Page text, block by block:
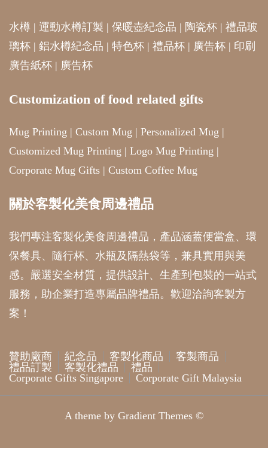
水樽 | 運動水樽訂製 | 保暖壺紀念品 | 陶瓷杯 | 禮品玻
璃杯 | 鋁水樽紀念品 | 特色杯 | 禮品杯 | 廣告杯 | 印刷
廣告紙杯 | 廣告杯
Customization of food related gifts
Mug Printing | Custom Mug | Personalized Mug |
Customized Mug Printing | Logo Mug Printing |
Corporate Mug Gifts | Custom Coffee Mug
關於客製化美食周邊禮品
我們專注客製化美食周邊禮品，產品涵蓋便當盒、環
保餐具、隨行杯、水瓶及隔熱袋等，兼具實用與美
感。嚴選安全材質，提供設計、生產到包裝的一站式
服務，助企業打造專屬品牌禮品。歡迎洽詢客製方
案！
贊助廠商 紀念品 客製化商品
客製商品
禮品訂製
客製化禮品
禮品
Corporate Gifts Singapore
Corporate Gift Malaysia
A theme by Gradient Themes ©